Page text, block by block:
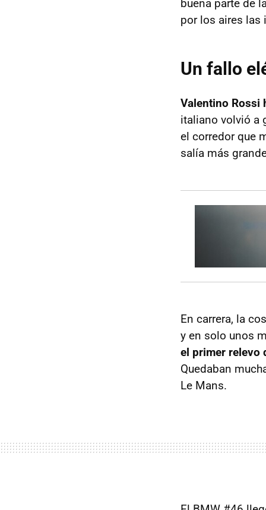
buena parte de
por los aires las
Un fallo
Valentino Rossi
italiano volvió a
el corredor que
salía más
En carrera, la
y en solo unos
el primer relevo
Quedaban
Le Mans.